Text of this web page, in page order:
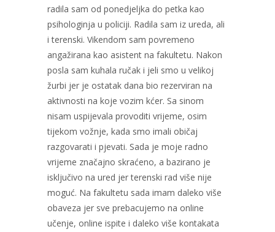
radila sam od ponedjeljka do petka kao
psihologinja u policiji. Radila sam iz ureda, ali
i terenski. Vikendom sam povremeno
angažirana kao asistent na fakultetu. Nakon
posla sam kuhala ručak i jeli smo u velikoj
žurbi jer je ostatak dana bio rezerviran na
aktivnosti na koje vozim kćer. Sa sinom
nisam uspijevala provoditi vrijeme, osim
tijekom vožnje, kada smo imali običaj
razgovarati i pjevati. Sada je moje radno
vrijeme značajno skraćeno, a bazirano je
isključivo na ured jer terenski rad više nije
moguć. Na fakultetu sada imam daleko više
obaveza jer sve prebacujemo na online
učenje, online ispite i daleko više kontakata